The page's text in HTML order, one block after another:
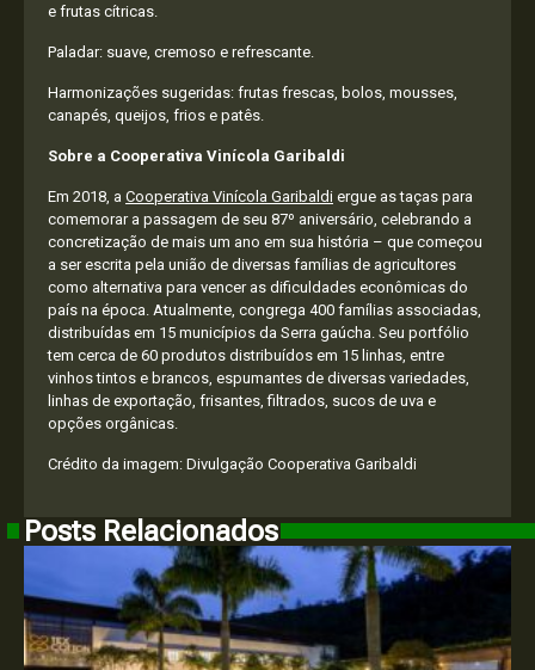
e frutas cítricas.
Paladar: suave, cremoso e refrescante.
Harmonizações sugeridas: frutas frescas, bolos, mousses,
canapés, queijos, frios e patês.
Sobre a Cooperativa Vinícola Garibaldi
Em 2018, a Cooperativa Vinícola Garibaldi ergue as taças para
comemorar a passagem de seu 87º aniversário, celebrando a
concretização de mais um ano em sua história – que começou
a ser escrita pela união de diversas famílias de agricultores
como alternativa para vencer as dificuldades econômicas do
país na época. Atualmente, congrega 400 famílias associadas,
distribuídas em 15 municípios da Serra gaúcha. Seu portfólio
tem cerca de 60 produtos distribuídos em 15 linhas, entre
vinhos tintos e brancos, espumantes de diversas variedades,
linhas de exportação, frisantes, filtrados, sucos de uva e
opções orgânicas.
Crédito da imagem: Divulgação Cooperativa Garibaldi
Posts Relacionados